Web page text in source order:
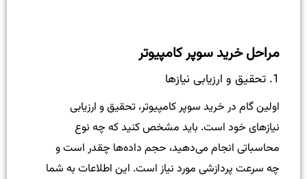
مراحل خرید سوپر کامپیوتر
1. تحقیق و ارزیابی نیازها
اولین گام در خرید سوپر کامپیوتر، تحقیق و ارزیابی
نیازهای خود است. باید مشخص کنید که چه نوع
محاسباتی انجام می‌دهید، حجم داده‌ها چقدر است و
چه سرعت پردازشی مورد نیاز است. این اطلاعات به شما